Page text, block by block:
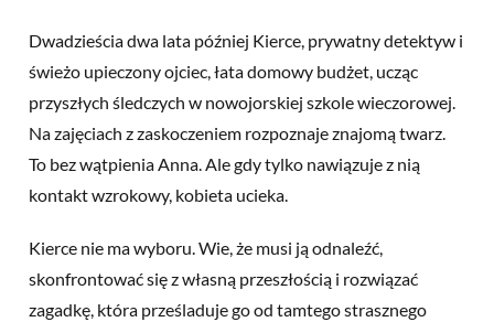
Dwadzieścia dwa lata później Kierce, prywatny detektyw i
świeżo upieczony ojciec, łata domowy budżet, ucząc
przyszłych śledczych w nowojorskiej szkole wieczorowej.
Na zajęciach z zaskoczeniem rozpoznaje znajomą twarz.
To bez wątpienia Anna. Ale gdy tylko nawiązuje z nią
kontakt wzrokowy, kobieta ucieka.
Kierce nie ma wyboru. Wie, że musi ją odnaleźć,
skonfrontować się z własną przeszłością i rozwiązać
zagadkę, która prześladuje go od tamtego strasznego